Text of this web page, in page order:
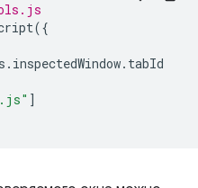
({
. inspectedWindow. tabId
]